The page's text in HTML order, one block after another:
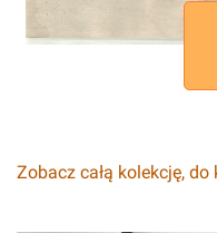
Zobacz całą kolekcję,